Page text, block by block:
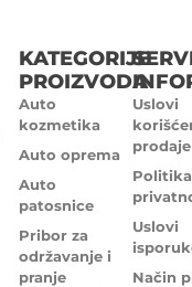
KATEGORIJE
PROIZVODA
Auto
kozmetika
Auto oprema
Auto
patosnice
Pribor za
održavanje i
pranje
Uslovi
prodaje
Politika
Uslovi
Način